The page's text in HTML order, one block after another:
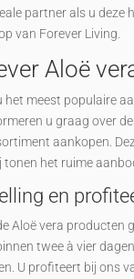
partner als u deze
van Forever Living.
Aloë
het meest populaire
u graag over
aankopen.
het ruime
en
Aloë vera producten
twee à vier
U profiteert bij ons